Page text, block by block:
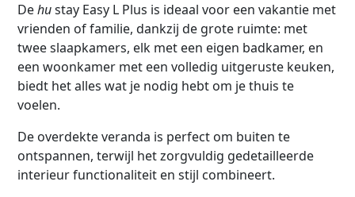
Dehustay Easy L Plus is ideaal voor een vakantie met
vrienden of familie, dankzij de grote ruimte: met
twee slaapkamers, elk met een eigen badkamer, en
een woonkamer met een volledig uitgeruste keuken,
biedt het alles wat je nodig hebt om je thuis te
voelen.
De overdekte veranda is perfect om buiten te
ontspannen, terwijl het zorgvuldig gedetailleerde
interieur functionaliteit en stijl combineert.